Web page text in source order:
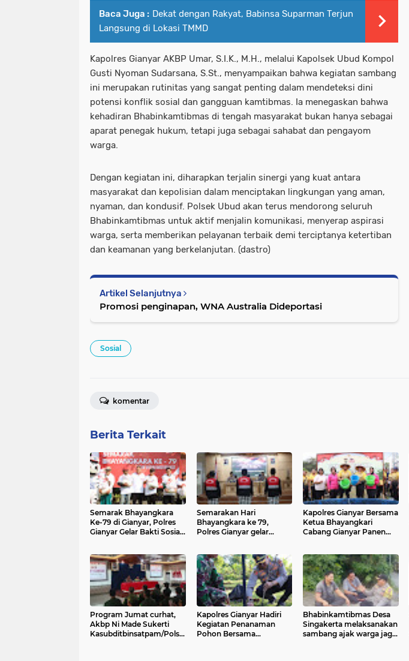
Baca Juga : Dekat dengan Rakyat, Babinsa Suparman Terjun
Langsung di Lokasi TMMD
Kapolres Gianyar AKBP Umar, S.I.K., M.H., melalui Kapolsek Ubud Kompol
Gusti Nyoman Sudarsana, S.St., menyampaikan bahwa kegiatan sambang
ini merupakan rutinitas yang sangat penting dalam mendeteksi dini
potensi konflik sosial dan gangguan kamtibmas. Ia menegaskan bahwa
kehadiran Bhabinkamtibmas di tengah masyarakat bukan hanya sebagai
aparat penegak hukum, tetapi juga sebagai sahabat dan pengayom
warga.
Dengan kegiatan ini, diharapkan terjalin sinergi yang kuat antara
masyarakat dan kepolisian dalam menciptakan lingkungan yang aman,
nyaman, dan kondusif. Polsek Ubud akan terus mendorong seluruh
Bhabinkamtibmas untuk aktif menjalin komunikasi, menyerap aspirasi
warga, serta memberikan pelayanan terbaik demi terciptanya ketertiban
dan keamanan yang berkelanjutan. (dastro)
Artikel Selanjutnya
Promosi penginapan, WNA Australia Dideportasi
Sosial
komentar
Berita Terkait
Semarak Bhayangkara
Ke-79 di Gianyar, Polres
Gianyar Gelar Bakti Sosial
Semarakan Hari
Bhayangkara ke 79,
Polres Gianyar gelar
Kapolres Gianyar Bersama
Ketua Bhayangkari
Cabang Gianyar Panen
Program Jumat curhat,
Akbp Ni Made Sukerti
Kasubditbinsatpam/Polsus
Kapolres Gianyar Hadiri
Kegiatan Penanaman
Pohon Bersama
Bhabinkamtibmas Desa
Singakerta melaksanakan
sambang ajak warga jaga